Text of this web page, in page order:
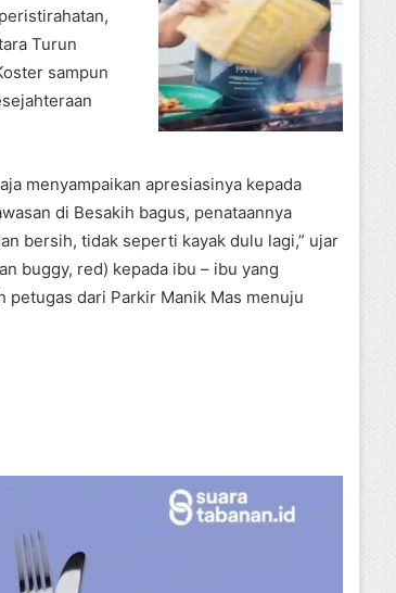
Turun
sampun
menyampaikan apresiasinya kepada
di Besakih bagus, penataannya
bersih, tidak seperti kayak dulu lagi,” ujar
buggy, red) kepada ibu – ibu yang
petugas dari Parkir Manik Mas menuju